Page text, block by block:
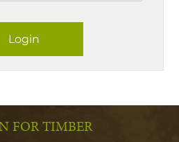
FOR TIMBER